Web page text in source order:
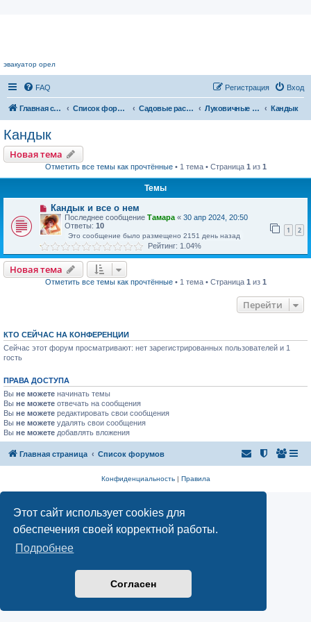
Этот сайт использует cookies для
обеспечения своей корректной работы.
Подробнее
Согласен
эвакуатор орел
FAQ Вход
Регистрация
Главная страница Список форумов Садовые растения Луковичные растения Кандык
Кандык
Новая тема
Отметить все темы как прочтённые• 1 тема • Страница 1 из 1
Темы
Кандык и все о нем
Последнее сообщение Тамара « 30 апр 2024, 20:50
Ответы: 10 1 2
Это сообщение было размещено 2151 день назад
Рейтинг: 1.04%
Новая тема
Отметить все темы как прочтённые• 1 тема • Страница 1 из 1
Перейти
КТО СЕЙЧАС НА КОНФЕРЕНЦИИ
Сейчас этот форум просматривают: нет зарегистрированных пользователей и 1
гость
ПРАВА ДОСТУПА
Вы не можете начинать темы
Вы не можете отвечать на сообщения
Вы не можете редактировать свои сообщения
Вы не можете удалять свои сообщения
Вы не можете добавлять вложения
Главная страница Список форумов
Конфиденциальность| Правила